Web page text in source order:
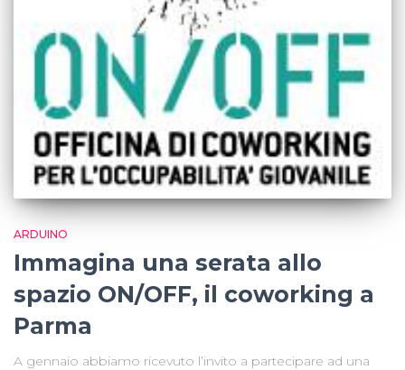
ARDUINO
Immagina una serata allo
spazio ON/OFF, il coworking a
Parma
A gennaio abbiamo ricevuto l’invito a partecipare ad una